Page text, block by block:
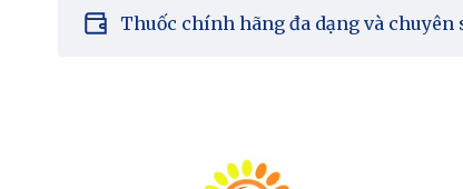
Thuốc chính hãng đa dạng và chuyên